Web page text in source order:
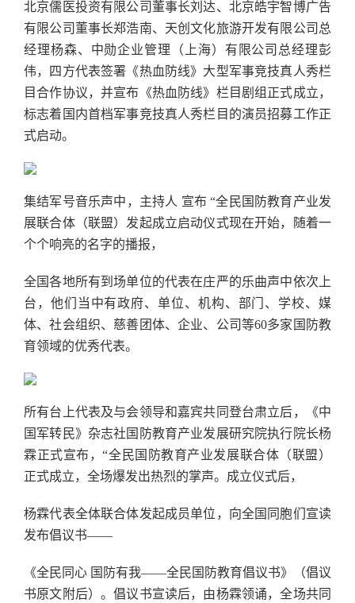
北京儒医投资有限公司董事长刘达、北京皓宇智博广告
有限公司董事长郑浩南、天创文化旅游开发有限公司总
经理杨森、中勋企业管理（上海）有限公司总经理彭
伟，四方代表签署《热血防线》大型军事竞技真人秀栏
目合作协议，并宣布《热血防线》栏目剧组正式成立，
标志着国内首档军事竞技真人秀栏目的演员招募工作正
式启动。
集结军号音乐声中，主持人 宣布 “全民国防教育产业发
展联合体（联盟）发起成立启动仪式现在开始，随着一
个个响亮的名字的播报，
全国各地所有到场单位的代表在庄严的乐曲声中依次上
台，他们当中有政府、单位、机构、部门、学校、媒
体、社会组织、慈善团体、企业、公司等60多家国防教
育领域的优秀代表。
所有台上代表及与会领导和嘉宾共同登台肃立后，《中
国军转民》杂志社国防教育产业发展研究院执行院长杨
霖正式宣布，“全民国防教育产业发展联合体（联盟）
正式成立，全场爆发出热烈的掌声。成立仪式后，
杨霖代表全体联合体发起成员单位，向全国同胞们宣读
发布倡议书——
《全民同心 国防有我——全民国防教育倡议书》（倡议
书原文附后）。倡议书宣读后，由杨霖领诵，全场共同